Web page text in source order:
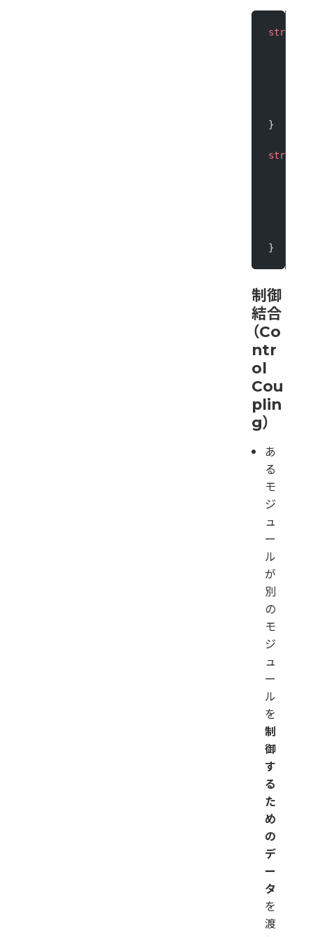
struct
}
struct
}
制御
結合
（Co
ntr
ol
Cou
plin
g）
あ
る
モ
ジ
ュ
ー
ル
が
別
の
モ
ジ
ュ
ー
ル
を
制
御
す
る
た
め
の
デ
ー
タ
を
渡